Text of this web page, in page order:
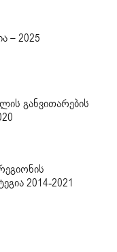
– 2025
განვითარების
2014-2021